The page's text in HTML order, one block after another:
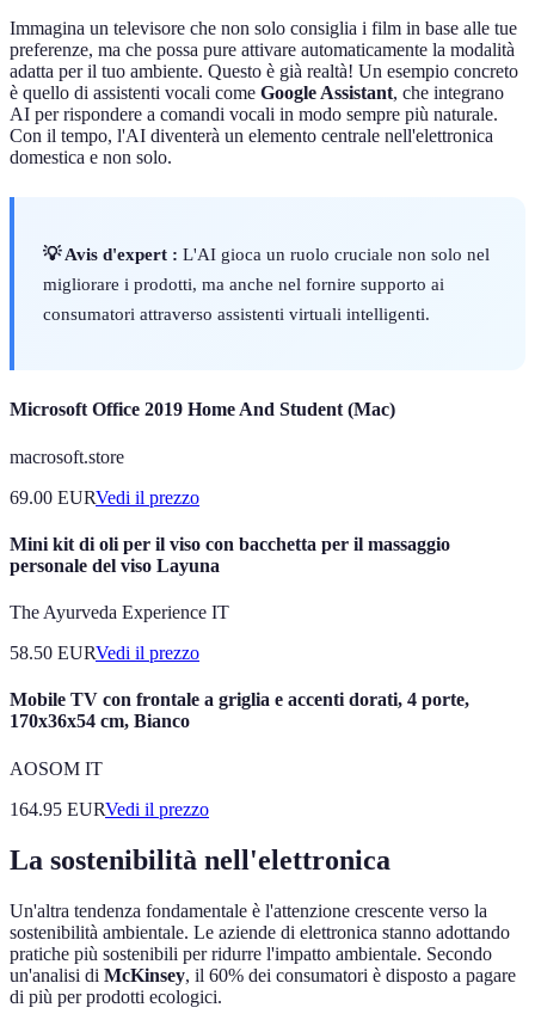
Immagina un televisore che non solo consiglia i film in base alle tue
preferenze, ma che possa pure attivare automaticamente la modalità
adatta per il tuo ambiente. Questo è già realtà! Un esempio concreto
è quello di assistenti vocali come Google Assistant, che integrano
AI per rispondere a comandi vocali in modo sempre più naturale.
Con il tempo, l'AI diventerà un elemento centrale nell'elettronica
domestica e non solo.
💡 Avis d'expert : L'AI gioca un ruolo cruciale non solo nel
migliorare i prodotti, ma anche nel fornire supporto ai
consumatori attraverso assistenti virtuali intelligenti.
Microsoft Office 2019 Home And Student (Mac)
macrosoft.store
69.00 EURVedi il prezzo
Mini kit di oli per il viso con bacchetta per il massaggio
personale del viso Layuna
The Ayurveda Experience IT
58.50 EURVedi il prezzo
Mobile TV con frontale a griglia e accenti dorati, 4 porte,
170x36x54 cm, Bianco
AOSOM IT
164.95 EURVedi il prezzo
La sostenibilità nell'elettronica
Un'altra tendenza fondamentale è l'attenzione crescente verso la
sostenibilità ambientale. Le aziende di elettronica stanno adottando
pratiche più sostenibili per ridurre l'impatto ambientale. Secondo
un'analisi di McKinsey, il 60% dei consumatori è disposto a pagare
di più per prodotti ecologici.